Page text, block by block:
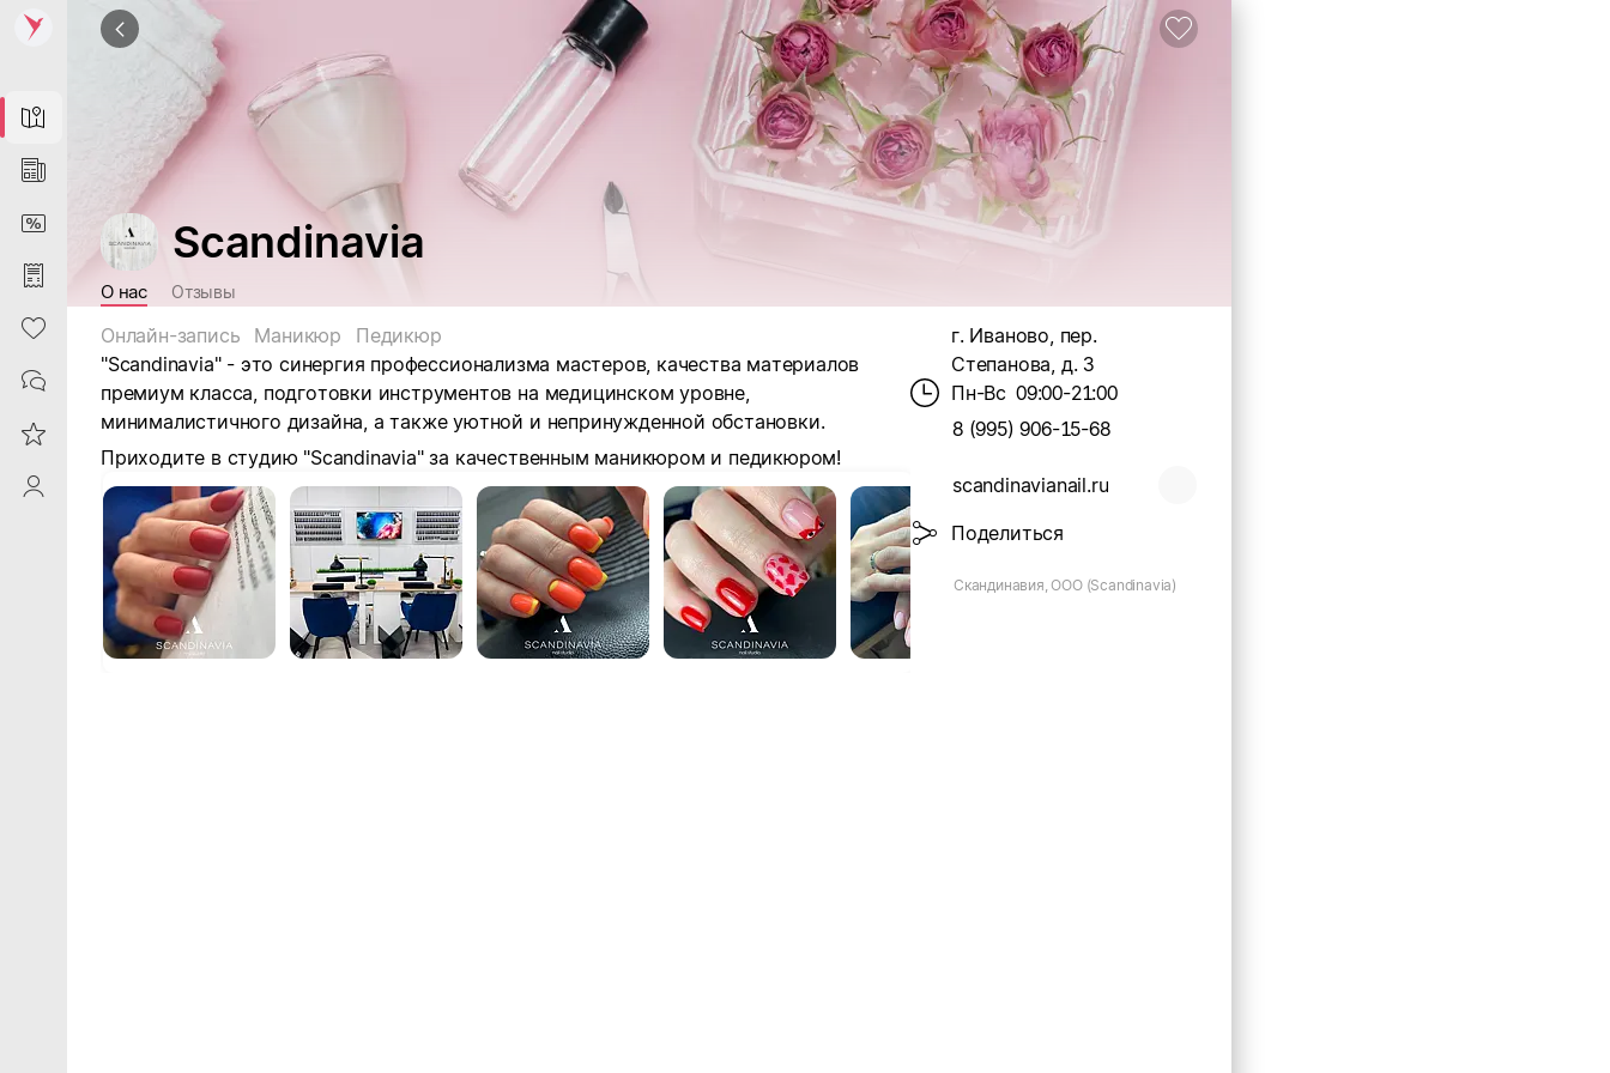
Map
News
DiscountCard
Purchases
Heart
Contacts
Reviews
ProfileSaby
Scandinavia
О нас Отзывы
Онлайн-запись Маникюр
Педикюр
"Scandinavia" - это синергия профессионализма мастеров, качества материалов
премиум класса, подготовки инструментов на медицинском уровне,
минималистичного дизайна, а также уютной и непринужденной обстановки.
Приходите в студию "Scandinavia" за качественным маникюром и педикюром!
г. Иваново, пер.
Степанова, д. 3
Пн-Вс 09:00-21:00
8 (995) 906-15-68
scandinavianail.ru
Поделиться
Скандинавия, ООО (Scandinavia)